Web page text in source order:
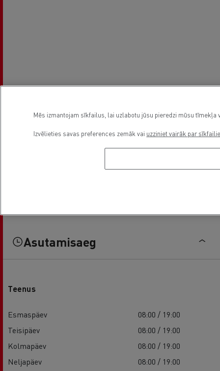
Asutamisaeg
Teenus
Esmaspäev
08:00 / 19:00
Teisipäev
08:00 / 19:00
Kolmapäev
08:00 / 19:00
Neljapäev
08:00 / 19:00
Mēs izmantojam sīkfailus, lai uzlabotu jūsu pieredzi mūsu
Izvēlieties savas preferences zemāk vai uzziniet vairāk par